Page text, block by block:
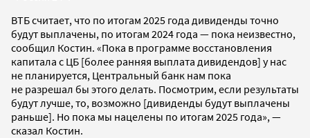
ВТБ считает, что по итогам 2025 года дивиденды точно
будут выплачены, по итогам 2024 года — пока неизвестно,
сообщил Костин. «Пока в программе восстановления
капитала с ЦБ [более ранняя выплата дивидендов] у нас
не планируется, Центральный банк нам пока
не разрешал бы этого делать. Посмотрим, если результаты
будут лучше, то, возможно [дивиденды будут выплачены
раньше]. Но пока мы нацелены по итогам 2025 года», —
сказал Костин.